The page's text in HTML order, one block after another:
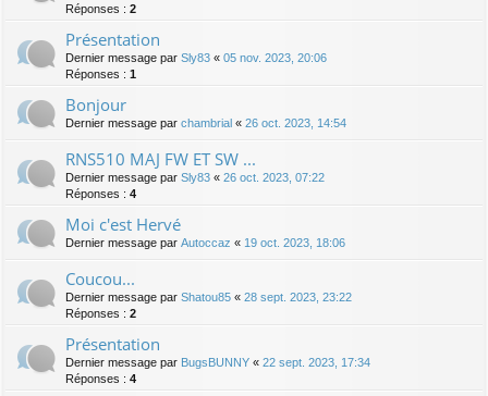
Réponses : 2
Présentation
Dernier message par Sly83 « 05 nov. 2023, 20:06
Réponses : 1
Bonjour
Dernier message par chambrial « 26 oct. 2023, 14:54
RNS510 MAJ FW ET SW ...
Dernier message par Sly83 « 26 oct. 2023, 07:22
Réponses : 4
Moi c'est Hervé
Dernier message par Autoccaz « 19 oct. 2023, 18:06
Coucou...
Dernier message par Shatou85 « 28 sept. 2023, 23:22
Réponses : 2
Présentation
Dernier message par BugsBUNNY « 22 sept. 2023, 17:34
Réponses : 4